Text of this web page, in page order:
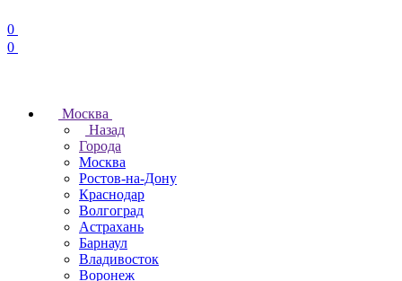
0
0
Москва
Назад
Города
Москва
Ростов-на-Дону
Краснодар
Волгоград
Астрахань
Барнаул
Владивосток
Воронеж